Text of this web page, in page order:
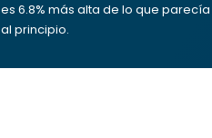
es 6.8% más alta de lo que parecía
al principio.